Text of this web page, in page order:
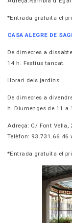
*Entrada gratuïta el
CASA ALEGRE DE
De dimecres a
14 h. Festius tancat.
Horari dels jardins:
De dimecres a
h.Diumenges de 11 a
Adreça: C/ Font Vella,
Telèfon: 93.731.66.46
*Entrada gratuïta el